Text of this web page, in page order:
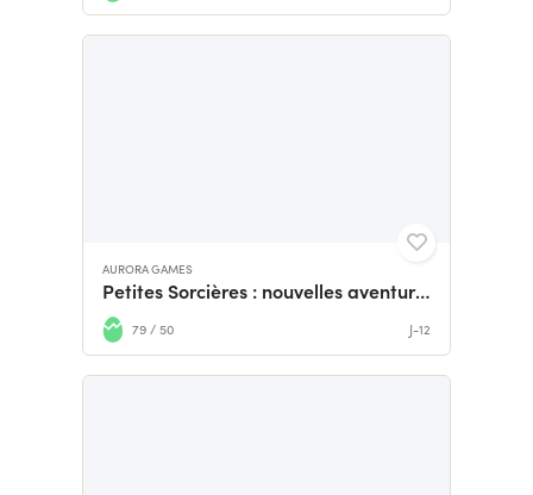
AURORA GAMES
Petites Sorcières : nouvelles aventures
79 / 50 J-12